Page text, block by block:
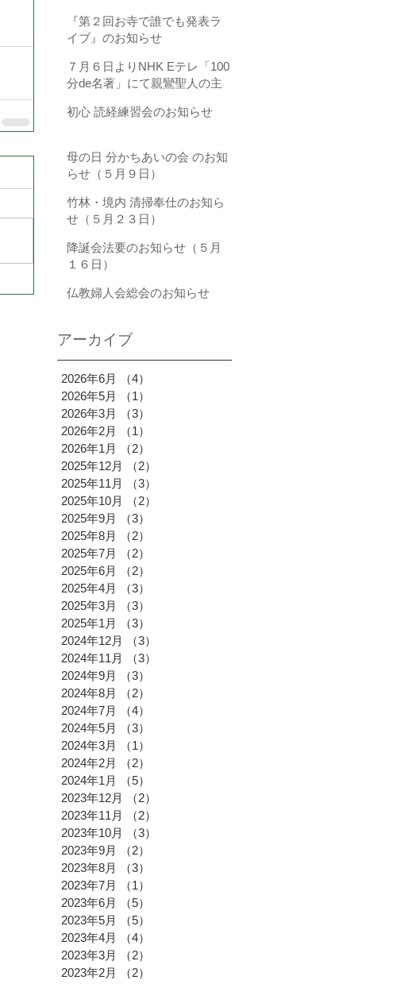
『第２回お寺で誰でも発表ラ
イブ』のお知らせ
７月６日よりNHK Eテレ「100
分de名著」にて親鸞聖人の主
ぎょうしんしょう）』が全4回
初心 読経練習会のお知らせ
母の日 分かちあいの会 のお知
らせ（５月９日）
竹林・境内 清掃奉仕のお知ら
せ（５月２３日）
降誕会法要のお知らせ（５月
１６日）
仏教婦人会総会のお知らせ
アーカイブ
2026年6月 （4）
2026年5月
（1）
2026年3月
（3）
2026年2月
（1）
2026年1月
（2）
2025年12月
（2）
2025年11月
（3）
2025年10月
（2）
2025年9月
（3）
2025年8月
（2）
2025年7月
（2）
2025年6月
（2）
2025年4月
（3）
2025年3月
（3）
2025年1月
（3）
2024年12月
（3）
2024年11月
（3）
2024年9月
（3）
2024年8月
（2）
2024年7月
（4）
2024年5月
（3）
2024年3月
（1）
2024年2月
（2）
2024年1月
（5）
2023年12月
（2）
2023年11月
（2）
2023年10月
（3）
2023年9月
（2）
2023年8月
（3）
2023年7月
（1）
2023年6月
（5）
2023年5月
（5）
2023年4月
（4）
2023年3月
（2）
2023年2月
（2）